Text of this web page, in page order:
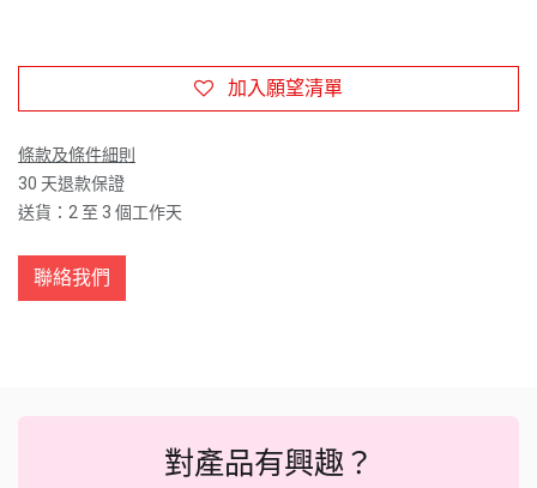
加入願望清單
條款及條件細則
30 天退款保證
送貨：2 至 3 個工作天
聯絡我們
對產品有興趣？